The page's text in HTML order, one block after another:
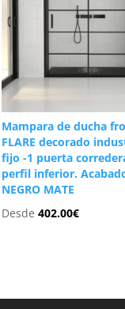
Mampara de ducha
FLARE decorado
fijo -1 puerta
perfil inferior.
NEGRO MATE
Desde402.00€